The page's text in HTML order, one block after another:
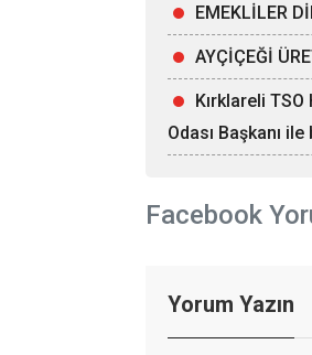
EMEKLİLER
AYÇİÇEĞİ
Kırklareli
Odası Başkanı
Facebook
Yorum Yazın